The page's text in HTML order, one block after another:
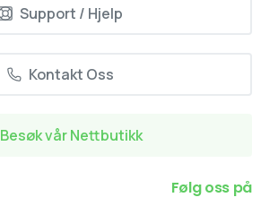
Support / Hjelp
Kontakt Oss
Besøk vår Nettbutikk
Følg oss på